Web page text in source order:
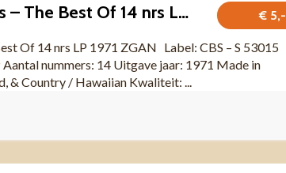
€ 5,-
The Kilima Hawaiians – The Best Of 14 nrs LP 1971 ZGAN
Of 14 nrs LP 1971 ZGAN Label: CBS – S 53015
Aantal nummers: 14 Uitgave jaar: 1971 Made in
& Country / Hawaiian Kwaliteit: ...